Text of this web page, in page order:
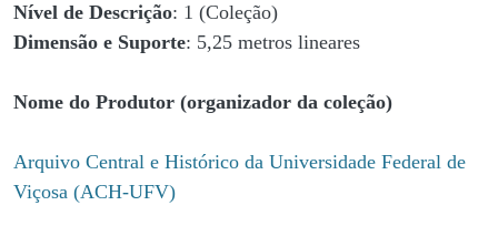
Nível de Descrição: 1 (Coleção)
Dimensão e Suporte: 5,25 metros lineares
Nome do Produtor (organizador da coleção)
Arquivo Central e Histórico da Universidade Federal de
Viçosa (ACH-UFV)